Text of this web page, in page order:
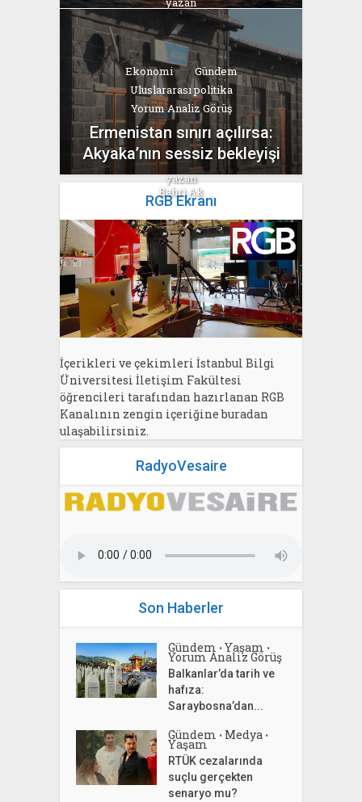
Bahri Ak
Ekonomi
Gündem
Uluslararası politika
Yorum Analiz Görüş
Ermenistan sınırı açılırsa:
Akyaka’nın sessiz bekleyişi
yazan
Bahri Ak
RGB Ekranı
İçerikleri ve çekimleri İstanbul Bilgi
Üniversitesi İletişim Fakültesi
öğrencileri tarafından hazırlanan RGB
Kanalının zengin içeriğine buradan
ulaşabilirsiniz.
RadyoVesaire
Son Haberler
Gündem • Yaşam •
Yorum Analiz Görüş
Balkanlar’da tarih ve
hafıza:
Saraybosna’dan...
Gündem • Medya •
Yaşam
RTÜK cezalarında
suçlu gerçekten
senaryo mu?